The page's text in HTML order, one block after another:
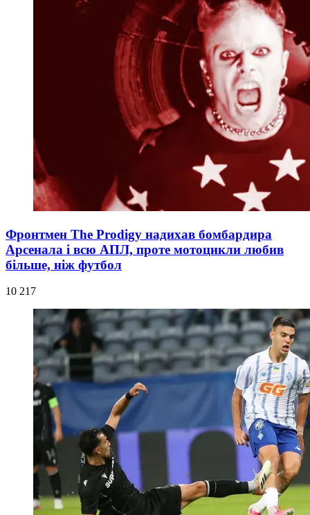
Фронтмен The Prodigy надихав бомбардира
Арсенала і всю АПЛ, проте мотоцикли любив
більше, ніж футбол
10 217